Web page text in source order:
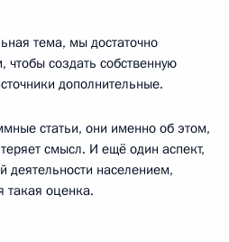
тема, мы достаточно
создать собственную
дополнительные.
статьи, они именно об этом,
смысл. И ещё один аспект,
населением,
такая оценка.